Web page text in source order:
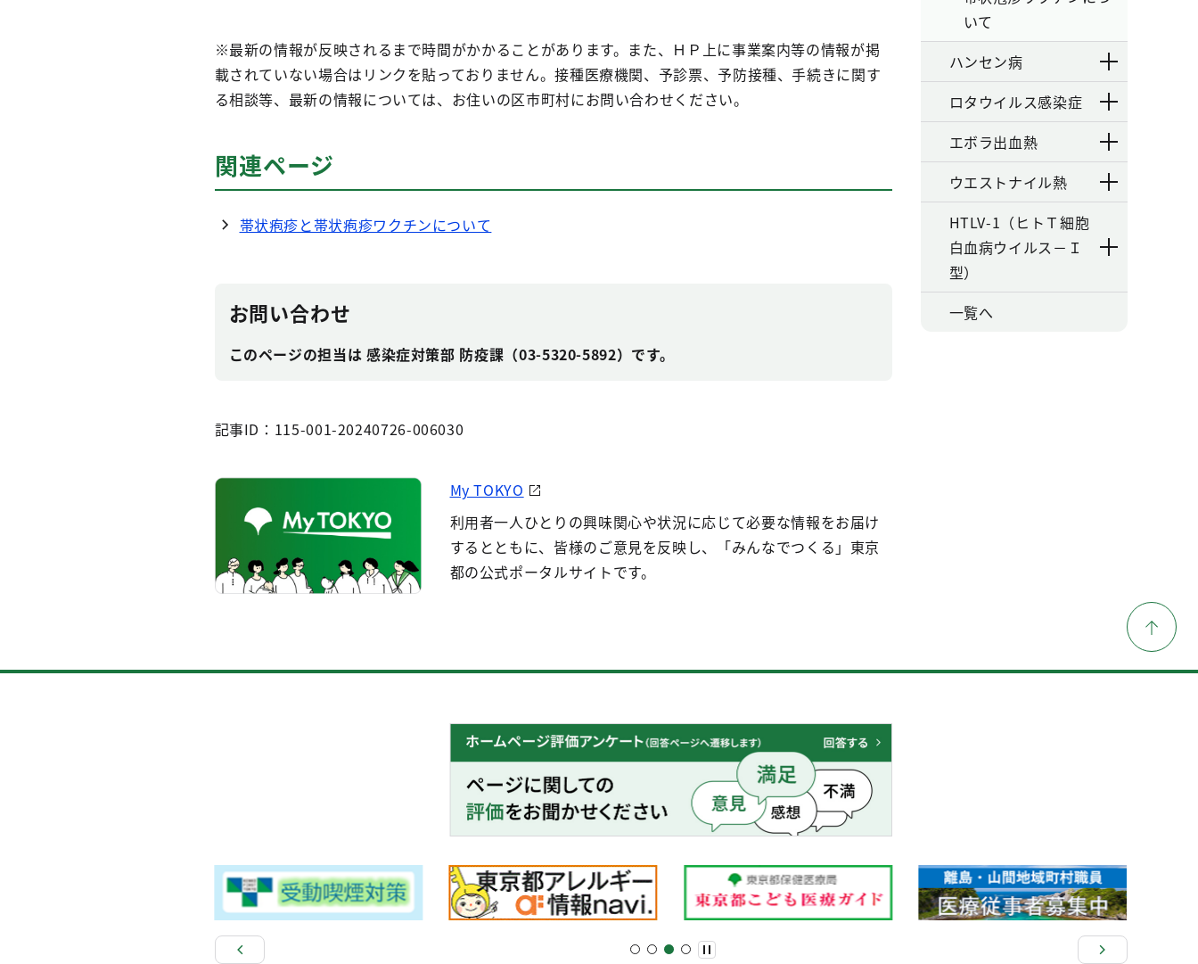
※最新の情報が反映されるまで時間がかかることがあります。また、ＨＰ上に事業案内等の情報が掲
載されていない場合はリンクを貼っておりません。接種医療機関、予診票、予防接種、手続きに関す
る相談等、最新の情報については、お住いの区市町村にお問い合わせください。
関連ページ
帯状疱疹と帯状疱疹ワクチンについて
お問い合わせ
このページの担当は 感染症対策部 防疫課（03-5320-5892）です。
記事ID：115-001-20240726-006030
My TOKYO
利用者一人ひとりの興味関心や状況に応じて必要な情報をお届け
するとともに、皆様のご意見を反映し、「みんなでつくる」東京
都の公式ポータルサイトです。
いて
ハンセン病
ロタウイルス感染症
エボラ出血熱
ウエストナイル熱
HTLV-1（ヒトＴ細胞
白血病ウイルス－Ｉ
型）
一覧へ